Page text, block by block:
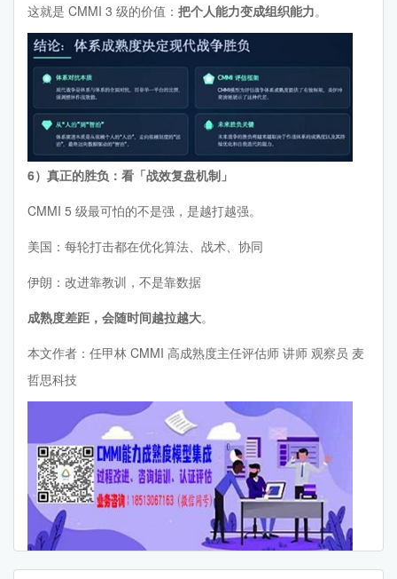
这就是 CMMI 3 级的价值： 把个人能力变成组织能力。
6）真正的胜负：看「战效复盘机制」
CMMI 5 级最可怕的不是强，是越打越强。
美国：每轮打击都在优化算法、战术、协同
伊朗：改进靠教训，不是靠数据
成熟度差距，会随时间越拉越大。
本文作者：任甲林 CMMI 高成熟度主任评估师 讲师 观察员 麦
哲思科技